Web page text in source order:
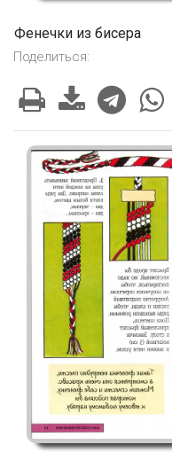
Фенечки из бисера
Поделиться: